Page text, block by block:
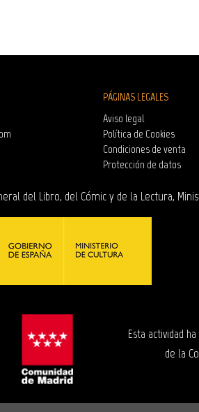
PÁGINAS LEGALES
Aviso legal
Política de Cookies
Condiciones de venta
Protección de datos
del Libro, del Cómic y de la Lectura,
Esta actividad
de la